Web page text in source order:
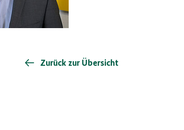
Zurück zur Übersicht